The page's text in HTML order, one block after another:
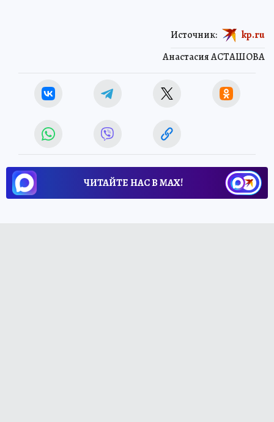
Анастасия АСТАШОВА
Источник: kp.ru
ЧИТАЙТЕ НАС В МАХ!